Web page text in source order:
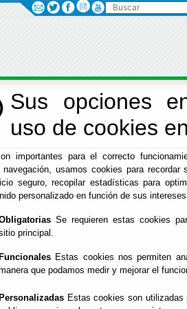
Sus opciones
uso de cookies
importantes para el correcto
navegación, usamos cookies para
seguro, recopilar estadísticas para
personalizado en función de sus
Se requieren estas cookies
principal.
Funcionales Estas cookies nos permiten
que podamos medir y mejorar el
Personalizadas Estas cookies son utilizadas
Tributaria
Tributaria
Buscar